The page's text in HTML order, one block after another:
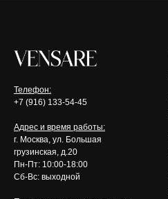
Телефон:
+7 (916) 133-54-45
Адрес и время работы:
г. Москва, ул. Большая
грузинская, д.20
Пн-Пт: 10:00-18:00
Сб-Вс: выходной